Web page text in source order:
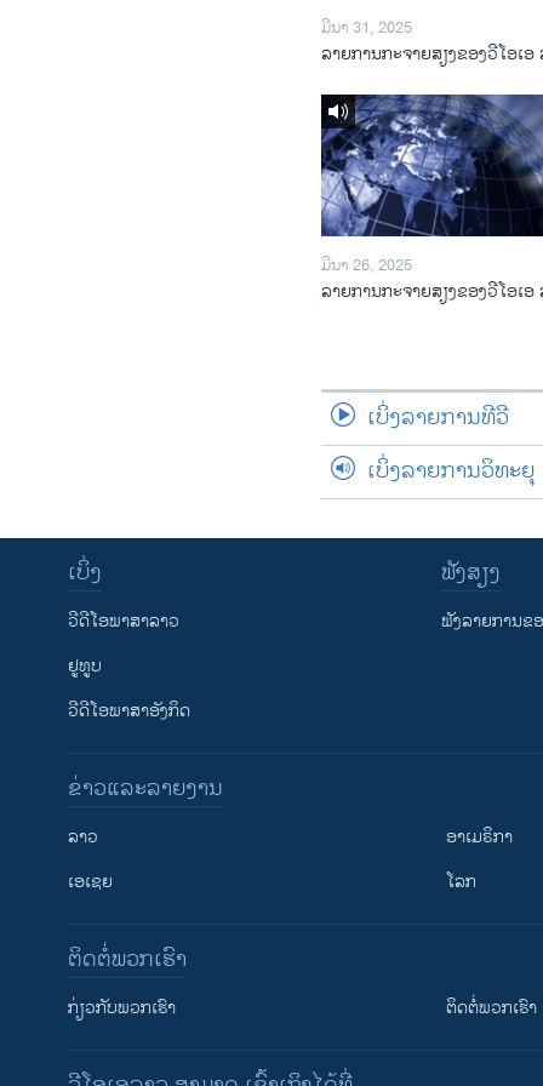
ມີນາ 31, 2025
ລາຍການກະຈາຍສຽງຂອງວີໂອເອ
ມີນາ 26, 2025
ລາຍການກະຈາຍສຽງຂອງວີໂອເອ
ເບິ່ງລາຍການທີວີ
ເບິ່ງລາຍການວິທະຍຸ
ເບິ່ງ
ວີດີໂອພາສາລາວ
ຢູທູບ
ວີດີໂອພາສາອັງກິດ
ຟັງສຽງ
ຟັງລາຍການຂ
ຂ່າວແລະລາຍງານ
ລາວ
ເອເຊຍ
ອາເມຣິກາ
ໂລກ
ຕິດຕໍ່ພວກເຮົາ
ກ່ຽວກັບພວກເຮົາ ຕິດຕໍ່ພວກເຮົາ